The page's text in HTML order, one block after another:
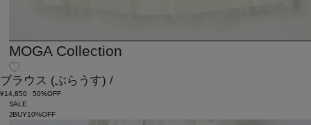
MOGA Collection
ブラウス (ぶらうす) /
¥14,850
50%OFF
SALE
2BUY10%OFF